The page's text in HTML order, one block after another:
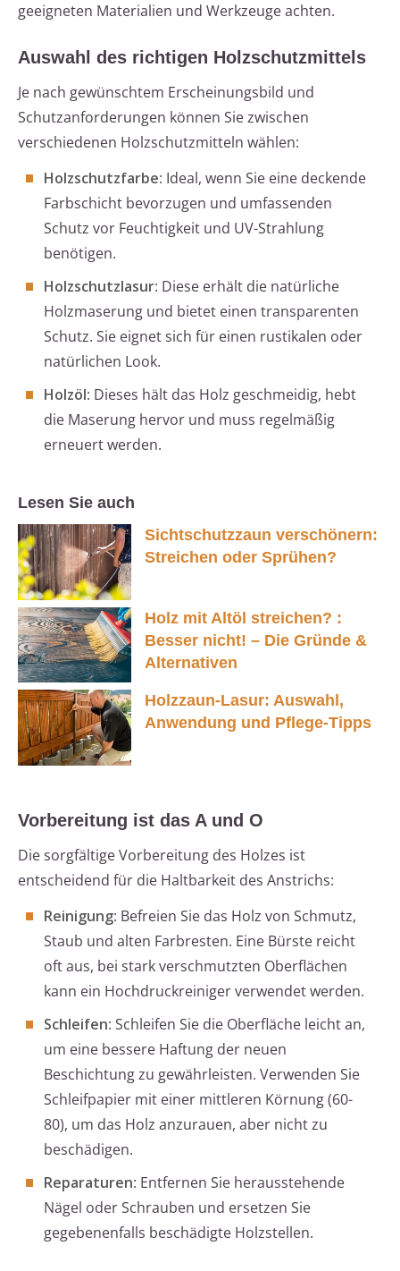
geeigneten Materialien und Werkzeuge achten.
Auswahl des richtigen Holzschutzmittels
Je nach gewünschtem Erscheinungsbild und
Schutzanforderungen können Sie zwischen
verschiedenen Holzschutzmitteln wählen:
Holzschutzfarbe: Ideal, wenn Sie eine deckende
Farbschicht bevorzugen und umfassenden
Schutz vor Feuchtigkeit und UV-Strahlung
benötigen.
Holzschutzlasur: Diese erhält die natürliche
Holzmaserung und bietet einen transparenten
Schutz. Sie eignet sich für einen rustikalen oder
natürlichen Look.
Holzöl: Dieses hält das Holz geschmeidig, hebt
die Maserung hervor und muss regelmäßig
erneuert werden.
Lesen Sie auch
Sichtschutzzaun verschönern:
Streichen oder Sprühen?
Holz mit Altöl streichen? :
Besser nicht! – Die Gründe &
Alternativen
Holzzaun-Lasur: Auswahl,
Anwendung und Pflege-Tipps
Vorbereitung ist das A und O
Die sorgfältige Vorbereitung des Holzes ist
entscheidend für die Haltbarkeit des Anstrichs:
Reinigung: Befreien Sie das Holz von Schmutz,
Staub und alten Farbresten. Eine Bürste reicht
oft aus, bei stark verschmutzten Oberflächen
kann ein Hochdruckreiniger verwendet werden.
Schleifen: Schleifen Sie die Oberfläche leicht an,
um eine bessere Haftung der neuen
Beschichtung zu gewährleisten. Verwenden Sie
Schleifpapier mit einer mittleren Körnung (60-
80), um das Holz anzurauen, aber nicht zu
beschädigen.
Reparaturen: Entfernen Sie herausstehende
Nägel oder Schrauben und ersetzen Sie
gegebenenfalls beschädigte Holzstellen.